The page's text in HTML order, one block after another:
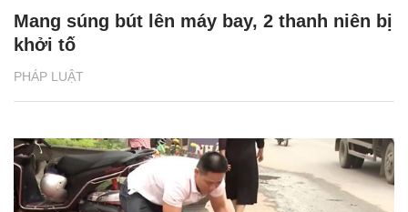
PHÁP LUẬT
Mang súng bút lên máy bay, 2 thanh niên bị
khởi tố